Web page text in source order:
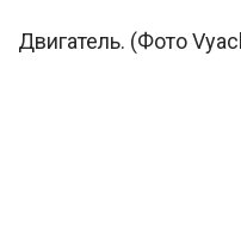
Двигатель. (Фото